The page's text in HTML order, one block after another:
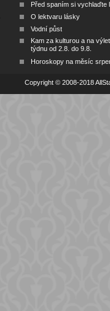
Před spaním si vychlaďte
O lektvaru lásky
Vodní půst
Kam za kulturou a na
týdnu od 2.8. do 9.8.
Horoskopy na měsíc
Copyright © 2008-2018